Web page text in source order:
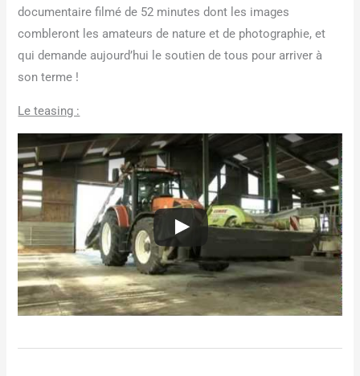
documentaire filmé de 52 minutes dont les images
combleront les amateurs de nature et de photographie, et
qui demande aujourd’hui le soutien de tous pour arriver à
son terme !
Le teasing :